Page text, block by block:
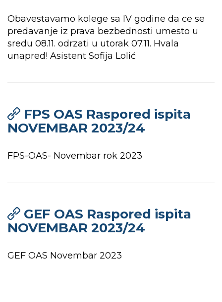
Obavestavamo kolege sa IV godine da ce se
predavanje iz prava bezbednosti umesto u
sredu 08.11. odrzati u utorak 07.11. Hvala
unapred! Asistent Sofija Lolić
FPS OAS Raspored ispita
NOVEMBAR 2023/24
FPS-OAS- Novembar rok 2023
GEF OAS Raspored ispita
NOVEMBAR 2023/24
GEF OAS Novembar 2023